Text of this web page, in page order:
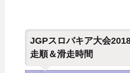
JGPスロバキア大会
走順＆滑走時間